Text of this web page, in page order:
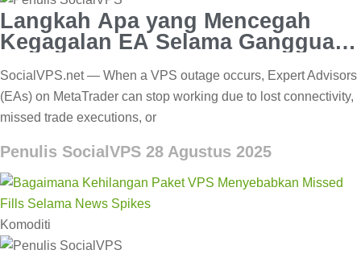
Langkah Apa yang Mencegah
Kegagalan EA Selama Gangguan
SocialVPS.net — When a VPS outage occurs, Expert Advisors
(EAs) on MetaTrader can stop working due to lost connectivity,
missed trade executions, or
Penulis SocialVPS 28 Agustus 2025
Komoditi